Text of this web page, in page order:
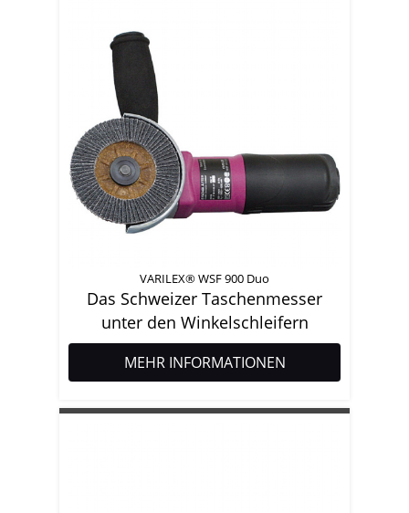
VARILEX® WSF 900 Duo
Das Schweizer Taschenmesser
unter den Winkelschleifern
MEHR INFORMATIONEN